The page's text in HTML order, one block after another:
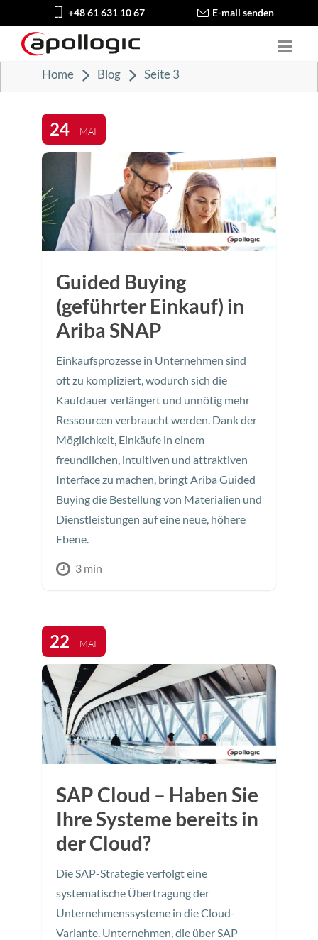
+48 61 631 10 67 E-mail senden
Home Blog Seite 3
24 MAI
Guided Buying
(geführter Einkauf) in
Ariba SNAP
Einkaufsprozesse in Unternehmen sind
oft zu kompliziert, wodurch sich die
Kaufdauer verlängert und unnötig mehr
Ressourcen verbraucht werden. Dank der
Möglichkeit, Einkäufe in einem
freundlichen, intuitiven und attraktiven
Interface zu machen, bringt Ariba Guided
Buying die Bestellung von Materialien und
Dienstleistungen auf eine neue, höhere
Ebene.
3 min
22 MAI
SAP Cloud – Haben Sie
Ihre Systeme bereits in
der Cloud?
Die SAP-Strategie verfolgt eine
systematische Übertragung der
Unternehmenssysteme in die Cloud-
Variante. Unternehmen, die über SAP